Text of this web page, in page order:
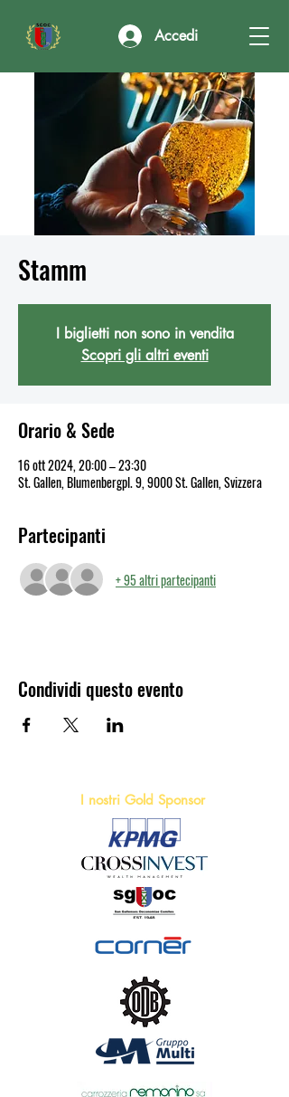
Accedi
Stamm
I biglietti non sono in vendita
Scopri gli altri eventi
Orario & Sede
16 ott 2024, 20:00 – 23:30
St. Gallen, Blumenbergpl. 9, 9000 St. Gallen, Svizzera
Partecipanti
+ 95 altri partecipanti
Condividi questo evento
I nostri Gold Sponsor